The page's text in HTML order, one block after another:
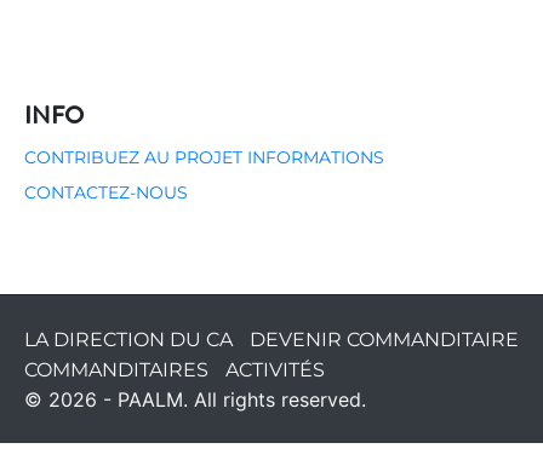
INFO
CONTRIBUEZ AU PROJET INFORMATIONS
CONTACTEZ-NOUS
LA DIRECTION DU CA
DEVENIR COMMANDITAIRE
COMMANDITAIRES
ACTIVITÉS
© 2026 - PAALM. All rights reserved.